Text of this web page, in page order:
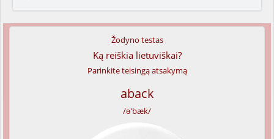
Žodyno testas
Ką reiškia lietuviškai?
Parinkite teisingą atsakymą
aback
/ə'bæk/